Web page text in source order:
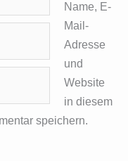
Name, E-
Mail-
Adresse
und
Website
in diesem
speichern.